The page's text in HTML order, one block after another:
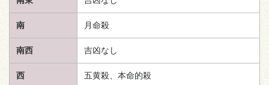
南 月命殺
南西 吉凶なし
西 五黄殺、本命的殺